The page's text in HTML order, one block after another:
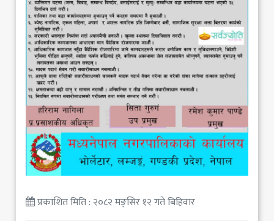
प्रकाशित मिति : २०८२ मङ्सिर १२ गते बिहिवार